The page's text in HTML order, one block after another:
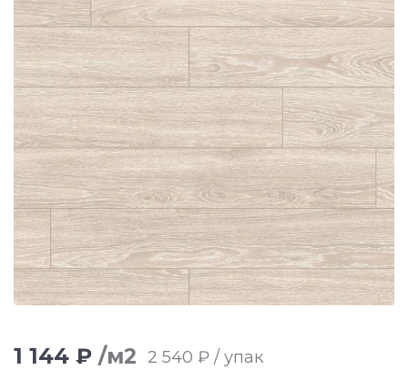
1 144 ₽ /м2 2 540 ₽ / упак